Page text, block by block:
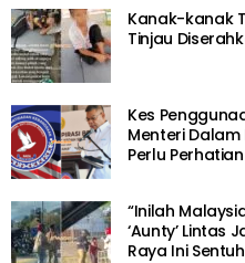
Kanak-kanak
Tinjau
Kes
Menteri Dalam
Perlu
“Inilah
‘Aunty’ Lintas
Raya Ini